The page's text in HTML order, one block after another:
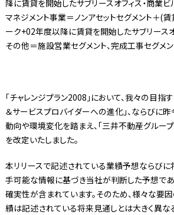
降に賃貸を開始したサブリースオフィス・商業ビ
マネジメント事業＝ノンアセットセグメント＋(
ーク+02年度以降に賃貸を開始したサブリース
その他＝施設営業セグメント、完成工事セグメ
「チャレンジプラン2008」において、我々の目指
＆サービスプロバイダーへの進化」、ならびに
動向や環境変化を踏まえ、「三井不動産グループ
を改定いたしました。
本リリースで記述されている業績予想ならびに
手可能な情報に基づき当社が判断した予想であ
確実性が含まれています。そのため、様々な要
績は記述されている将来見通しとは大きく異